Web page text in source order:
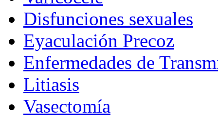
Disfunciones sexuales
Eyaculación Precoz
Enfermedades de
Litiasis
Vasectomía